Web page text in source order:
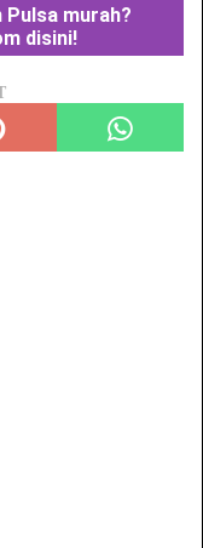
Pulsa murah?
disini!